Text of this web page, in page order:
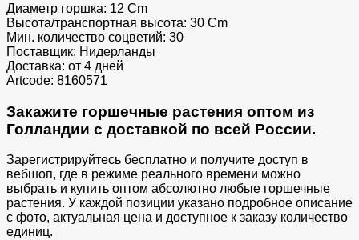
Диаметр горшка: 12 Cm
Высота/транспортная высота: 30 Cm
Мин. количество соцветий: 30
Поставщик: Нидерланды
Доставка: от 4 дней
Artcode: 8160571
Закажите горшечные растения оптом из
Голландии с доставкой по всей России.
Зарегистрируйтесь бесплатно и получите доступ в
вебшоп, где в режиме реального времени можно
выбрать и купить оптом абсолютно любые горшечные
растения. У каждой позиции указано подробное описание
с фото, актуальная цена и доступное к заказу количество
единиц.